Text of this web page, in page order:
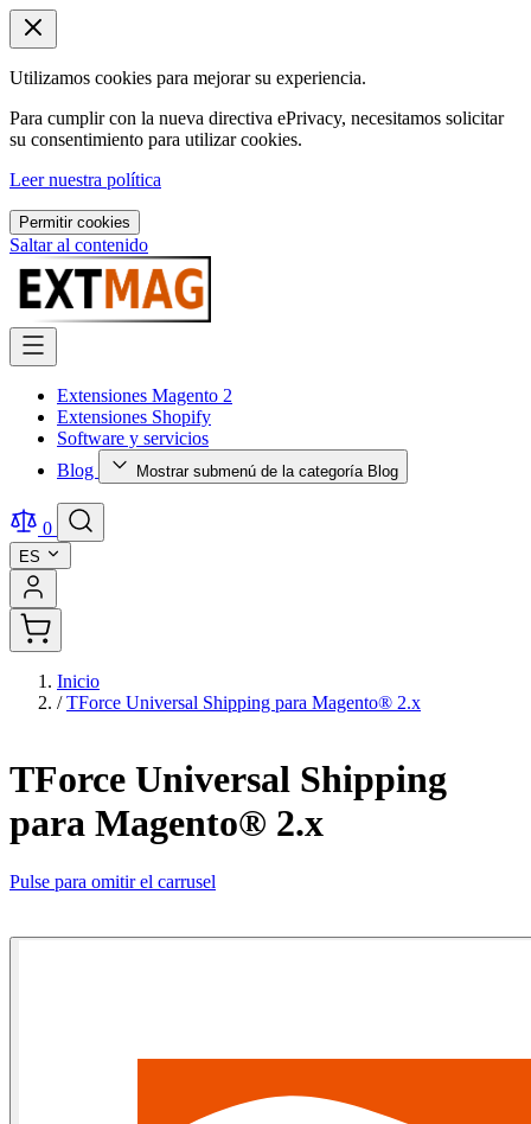
Utilizamos cookies para mejorar su experiencia.
Para cumplir con la nueva directiva ePrivacy, necesitamos solicitar
su consentimiento para utilizar cookies.
Leer nuestra política
Permitir cookies
Saltar al contenido
Extensiones Magento 2
Extensiones Shopify
Software y servicios
Blog
Mostrar submenú de la categoría Blog
0
ES
Inicio
/ TForce Universal Shipping para Magento® 2.x
TForce Universal Shipping
para Magento® 2.x
Pulse para omitir el carrusel